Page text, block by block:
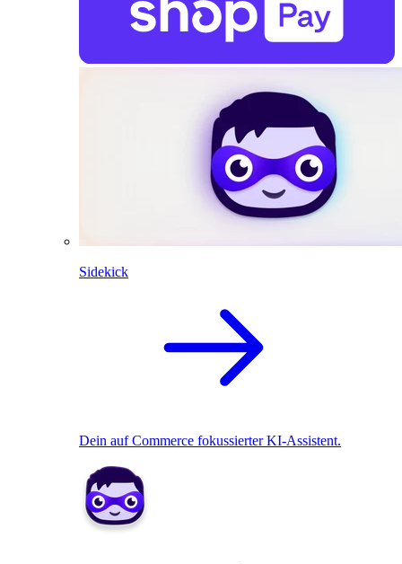
Sidekick
Dein auf Commerce fokussierter KI-Assistent.